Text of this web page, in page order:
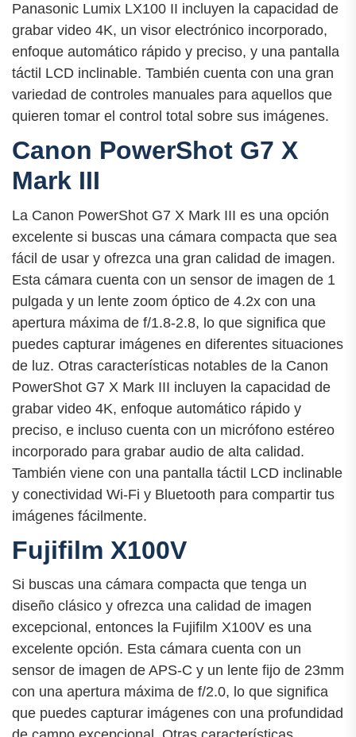
Panasonic Lumix LX100 II incluyen la capacidad de
grabar video 4K, un visor electrónico incorporado,
enfoque automático rápido y preciso, y una pantalla
táctil LCD inclinable. También cuenta con una gran
variedad de controles manuales para aquellos que
quieren tomar el control total sobre sus imágenes.
Canon PowerShot G7 X
Mark III
La Canon PowerShot G7 X Mark III es una opción
excelente si buscas una cámara compacta que sea
fácil de usar y ofrezca una gran calidad de imagen.
Esta cámara cuenta con un sensor de imagen de 1
pulgada y un lente zoom óptico de 4.2x con una
apertura máxima de f/1.8-2.8, lo que significa que
puedes capturar imágenes en diferentes situaciones
de luz. Otras características notables de la Canon
PowerShot G7 X Mark III incluyen la capacidad de
grabar video 4K, enfoque automático rápido y
preciso, e incluso cuenta con un micrófono estéreo
incorporado para grabar audio de alta calidad.
También viene con una pantalla táctil LCD inclinable
y conectividad Wi-Fi y Bluetooth para compartir tus
imágenes fácilmente.
Fujifilm X100V
Si buscas una cámara compacta que tenga un
diseño clásico y ofrezca una calidad de imagen
excepcional, entonces la Fujifilm X100V es una
excelente opción. Esta cámara cuenta con un
sensor de imagen de APS-C y un lente fijo de 23mm
con una apertura máxima de f/2.0, lo que significa
que puedes capturar imágenes con una profundidad